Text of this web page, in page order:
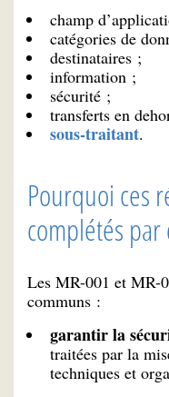
champ
catégories de
destinataires ;
information ;
sécurité ;
transferts en
sous-traitant.
Pourquoi ces
complétés par
Les MR-001 et MR-
communs :
garantir la
traitées par la
techniques et